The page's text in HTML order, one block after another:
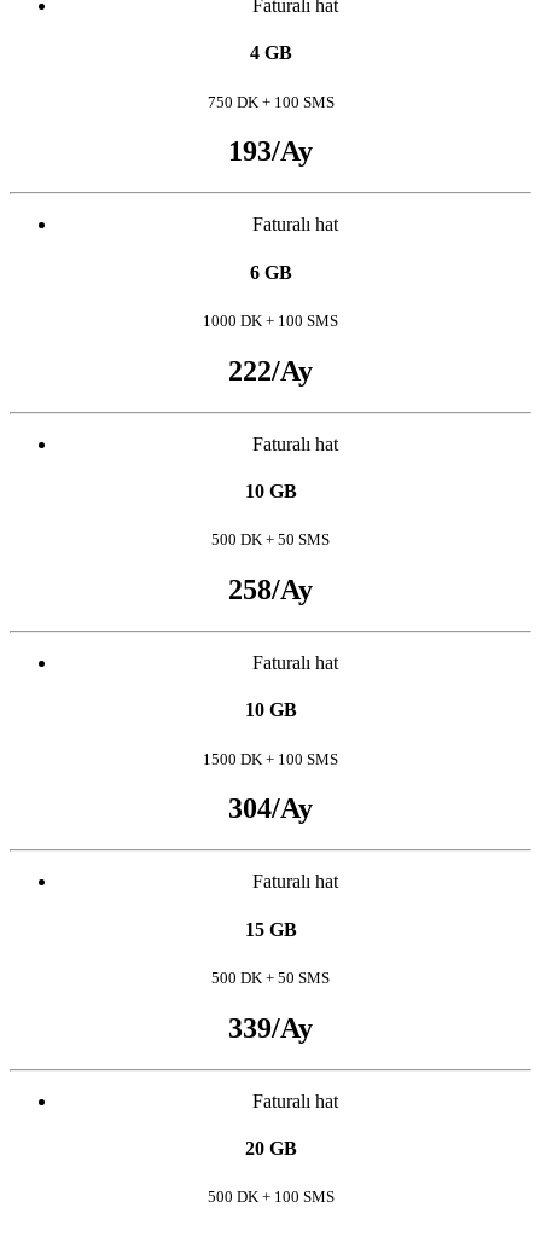
Faturalı hat
4 GB
750 DK + 100 SMS
193/Ay
Faturalı hat
6 GB
1000 DK + 100 SMS
222/Ay
Faturalı hat
10 GB
500 DK + 50 SMS
258/Ay
Faturalı hat
10 GB
1500 DK + 100 SMS
304/Ay
Faturalı hat
15 GB
500 DK + 50 SMS
339/Ay
Faturalı hat
20 GB
500 DK + 100 SMS